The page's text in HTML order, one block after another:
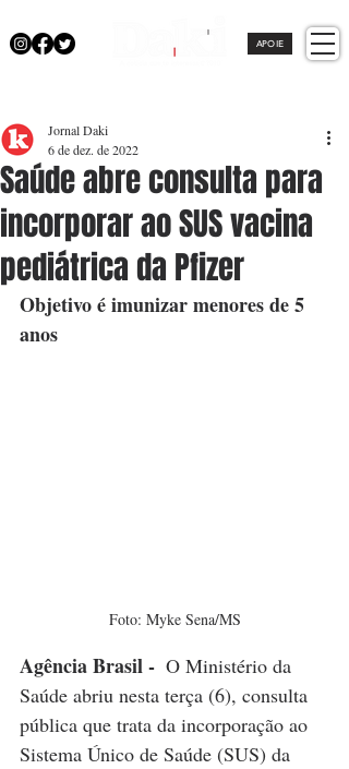
APOIE
Saúde abre consulta para
incorporar ao SUS vacina
pediátrica da Pfizer
Jornal Daki
6 de dez. de 2022
Objetivo é imunizar menores de 5
anos
Foto: Myke Sena/MS
Agência Brasil - O Ministério da
Saúde abriu nesta terça (6), consulta
pública que trata da incorporação ao
Sistema Único de Saúde (SUS) da